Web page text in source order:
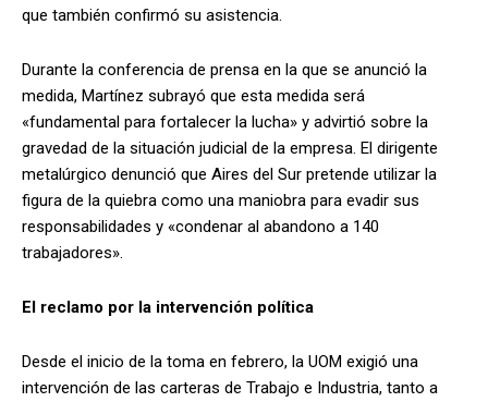
que también confirmó su asistencia.
Durante la conferencia de prensa en la que se anunció la
medida, Martínez subrayó que esta medida será
«fundamental para fortalecer la lucha» y advirtió sobre la
gravedad de la situación judicial de la empresa. El dirigente
metalúrgico denunció que Aires del Sur pretende utilizar la
figura de la quiebra como una maniobra para evadir sus
responsabilidades y «condenar al abandono a 140
trabajadores».
El reclamo por la intervención política
Desde el inicio de la toma en febrero, la UOM exigió una
intervención de las carteras de Trabajo e Industria, tanto a